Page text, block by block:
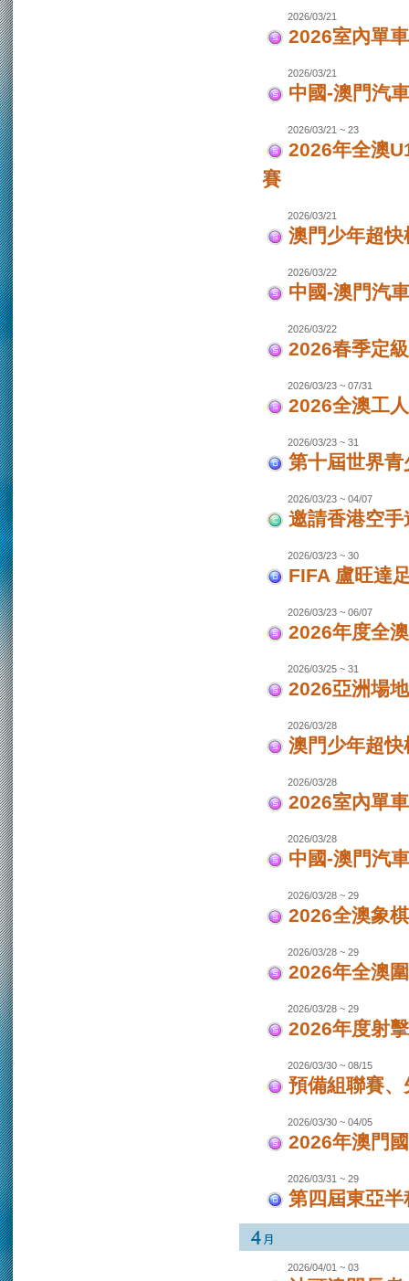
2026/03/21
2026室內單
2026/03/21
中國-澳門汽
2026/03/21 ~ 23
2026年全澳
賽
2026/03/21
澳門少年超快
2026/03/22
中國-澳門汽
2026/03/22
2026春季定
2026/03/23 ~ 07/31
2026全澳工
2026/03/23 ~ 31
第十屆世界
2026/03/23 ~ 04/07
邀請香港空
2026/03/23 ~ 30
FIFA 盧旺達
2026/03/23 ~ 06/07
2026年度全
2026/03/25 ~ 31
2026亞洲場
2026/03/28
澳門少年超快
2026/03/28
2026室內單
2026/03/28
中國-澳門汽
2026/03/28 ~ 29
2026全澳象
2026/03/28 ~ 29
2026年全澳
2026/03/28 ~ 29
2026年度射
2026/03/30 ~ 08/15
預備組聯賽
2026/03/30 ~ 04/05
2026年澳門
2026/03/31 ~ 29
第四屆東亞
2026/04/01 ~ 03